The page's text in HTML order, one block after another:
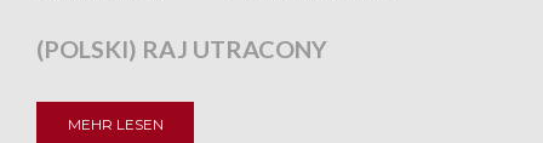
(POLSKI) RAJ UTRACONY
MEHR LESEN